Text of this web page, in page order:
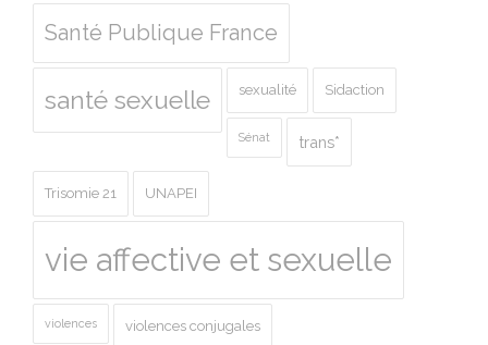
Santé Publique France
santé sexuelle sexualité Sidaction
Sénat trans*
Trisomie 21 UNAPEI
vie affective et sexuelle
violences violences conjugales